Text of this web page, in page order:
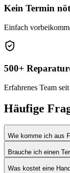
Kein Termin
Einfach
500+
Erfahrenes Team
Häufige
Wie komme ich aus
Brauche ich einen
Was kostet eine